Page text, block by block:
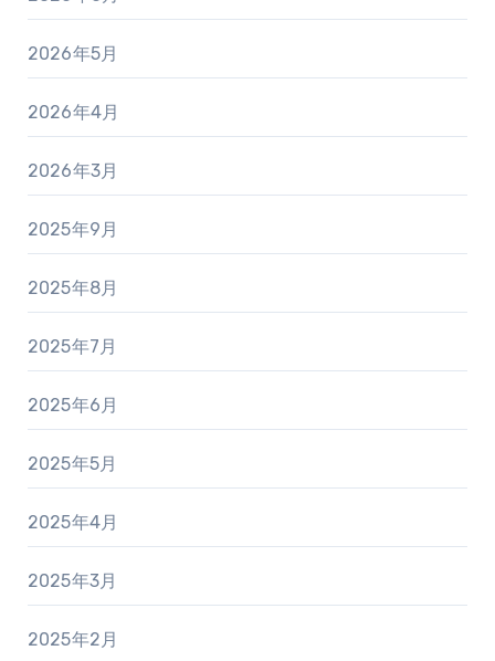
2026年5月
2026年4月
2026年3月
2025年9月
2025年8月
2025年7月
2025年6月
2025年5月
2025年4月
2025年3月
2025年2月